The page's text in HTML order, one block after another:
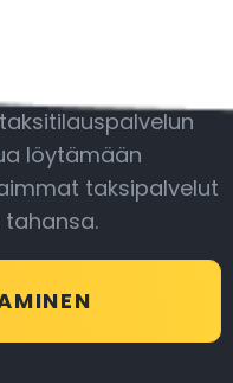
löytämään
taksipalvelut